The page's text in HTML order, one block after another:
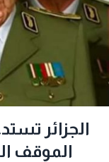
الجزائر
الموقف